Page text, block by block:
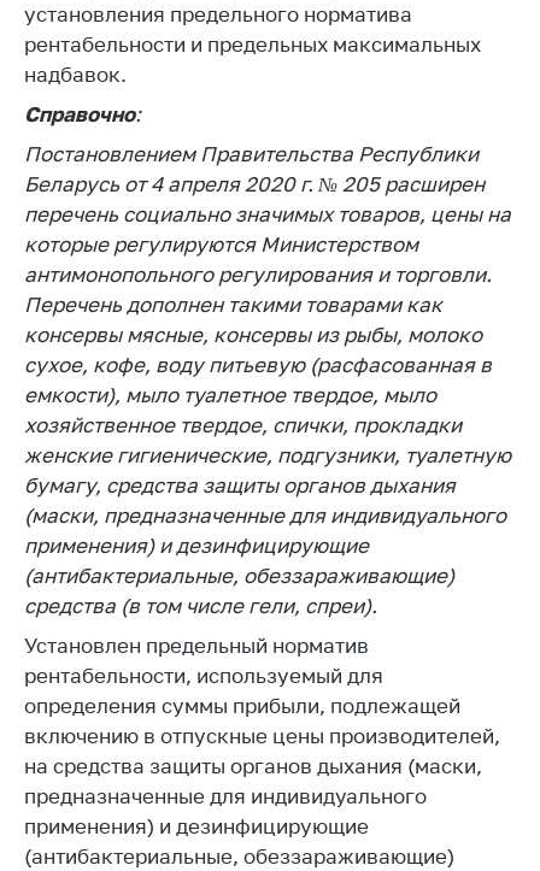
Идеологическая
работа
Официальные
геральдические
5 лет МАРТ
Деятельность
Ценовая политика
Антимонопольное
регулирование и
конкуренция
Торговля и услуги
Регулирование и
контроль закупок
Защита прав
потребителей
Регулирование
рекламной
деятельности
Международное
сотрудничество
Применение мер
нетарифного
регулирования
Биржевая торговля
установления предельного норматива
рентабельности и предельных максимальных
надбавок.
Справочно:
Постановлением Правительства Республики
Беларусь от 4 апреля 2020 г. № 205 расширен
перечень социально значимых товаров, цены на
которые регулируются Министерством
антимонопольного регулирования и торговли.
Перечень дополнен такими товарами как
консервы мясные, консервы из рыбы, молоко
сухое, кофе, воду питьевую (расфасованная в
емкости), мыло туалетное твердое, мыло
хозяйственное твердое, спички, прокладки
женские гигиенические, подгузники, туалетную
бумагу, средства защиты органов дыхания
(маски, предназначенные для индивидуального
применения) и дезинфицирующие
(антибактериальные, обеззараживающие)
средства (в том числе гели, спреи).
Установлен предельный норматив
рентабельности, используемый для
определения суммы прибыли, подлежащей
включению в отпускные цены производителей,
на средства защиты органов дыхания (маски,
предназначенные для индивидуального
применения) и дезинфицирующие
(антибактериальные, обеззараживающие)